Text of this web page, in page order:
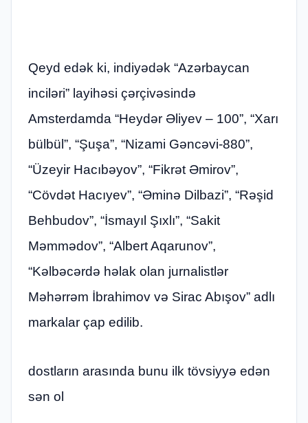
Qeyd edək ki, indiyədək “Azərbaycan
inciləri” layihəsi çərçivəsində
Amsterdamda “Heydər Əliyev – 100”, “Xarı
bülbül”, “Şuşa”, “Nizami Gəncəvi-880”,
“Üzeyir Hacıbəyov”, “Fikrət Əmirov”,
“Cövdət Hacıyev”, “Əminə Dilbazi”, “Rəşid
Behbudov”, “İsmayıl Şıxlı”, “Sakit
Məmmədov”, “Albert Aqarunov”,
“Kəlbəcərdə həlak olan jurnalistlər
Məhərrəm İbrahimov və Sirac Abışov” adlı
markalar çap edilib.
dostların arasında bunu ilk tövsiyyə edən
sən ol